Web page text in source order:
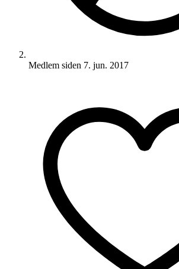
Medlem siden 7. jun. 2017